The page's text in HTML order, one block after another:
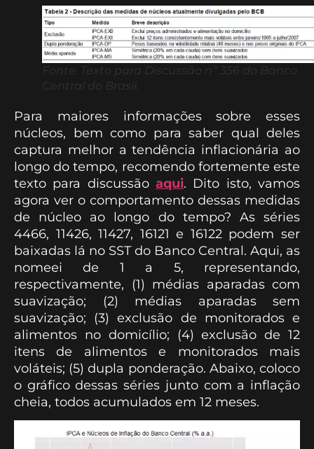
Fonte: Texto para Discussão nº 356 do Banco
Central do Brasil.
Para maiores informações sobre esses
núcleos, bem como para saber qual deles
captura melhor a tendência inflacionária ao
longo do tempo, recomendo fortemente este
texto para discussão aqui. Dito isto, vamos
agora ver o comportamento dessas medidas
de núcleo ao longo do tempo? As séries
4466, 11426, 11427, 16121 e 16122 podem ser
baixadas lá no SST do Banco Central. Aqui, as
nomeei de 1 a 5, representando,
respectivamente, (1) médias aparadas com
suavização; (2) médias aparadas sem
suavização; (3) exclusão de monitorados e
alimentos no domicílio; (4) exclusão de 12
itens de alimentos e monitorados mais
voláteis; (5) dupla ponderação. Abaixo, coloco
o gráfico dessas séries junto com a inflação
cheia, todos acumulados em 12 meses.